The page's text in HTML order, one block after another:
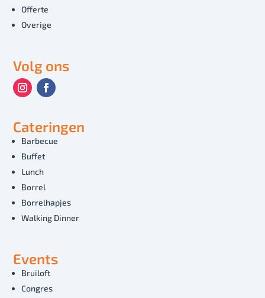
Offerte
Overige
Volg ons
Cateringen
Barbecue
Buffet
Lunch
Borrel
Borrelhapjes
Walking Dinner
Events
Bruiloft
Congres